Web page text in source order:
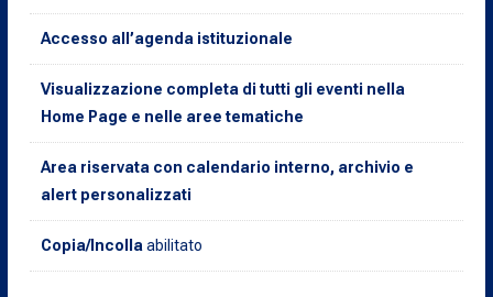
Accesso all’agenda istituzionale
Visualizzazione completa di tutti gli eventi nella
Home Page e nelle aree tematiche
Area riservata con calendario interno, archivio e
alert personalizzati
Copia/Incollaabilitato